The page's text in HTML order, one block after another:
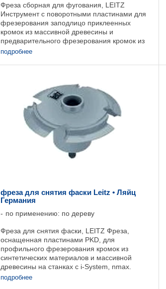
Фреза сборная для фугования, LEITZ
Инструмент с поворотными пластинами для
фрезерования заподлицо приклеенных
кромок из массивной древесины и
предварительного фрезерования кромок из
синтетических материалов, ножи со снятой
подробнее
фреза для снятия фаски Leitz • Ляйц
Германия
по применению: по дереву
Фреза для снятия фаски, LEITZ Фреза,
оснащенная пластинами PKD, для
профильного фрезерования кромок из
синтетических материалов и массивной
древесины на станках с i-System, nmax.
18.000 ...
подробнее